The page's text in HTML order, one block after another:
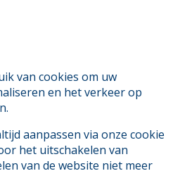
van cookies om uw
en het verkeer op
aanpassen via onze cookie
het uitschakelen van
van de website niet meer